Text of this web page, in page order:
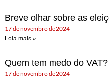
Breve olhar sobre as
17 de novembro de 2024
Leia mais »
Quem tem medo do VAT?
17 de novembro de 2024